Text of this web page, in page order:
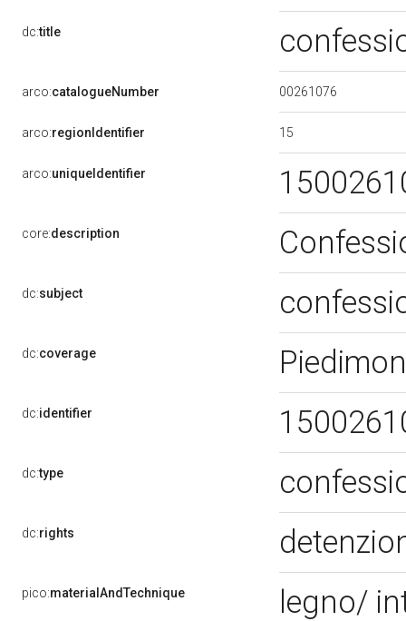
dc:title
arco:catalogueNumber 00261076
arco:regionIdentifier 15
arco:uniqueIdentifier
core:description
dc:subject
dc:coverage
dc:identifier
dc:type
dc:rights
pico:materialAndTechnique legno/